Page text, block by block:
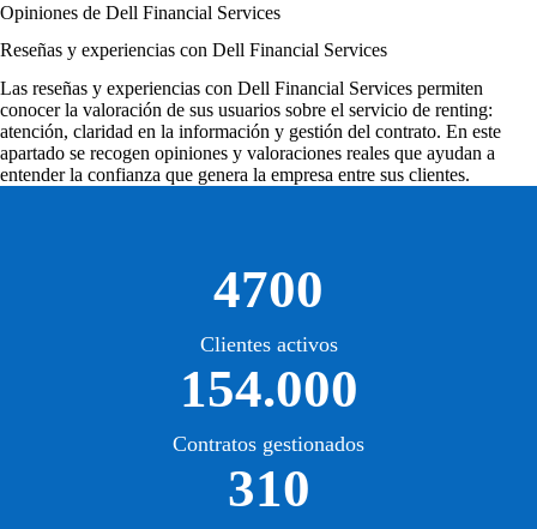
Opiniones de Dell Financial Services
Reseñas y experiencias con Dell Financial Services
Las reseñas y experiencias con Dell Financial Services permiten
conocer la valoración de sus usuarios sobre el servicio de renting:
atención, claridad en la información y gestión del contrato. En este
apartado se recogen opiniones y valoraciones reales que ayudan a
entender la confianza que genera la empresa entre sus clientes.
4700
Clientes activos
154.000
Contratos gestionados
310